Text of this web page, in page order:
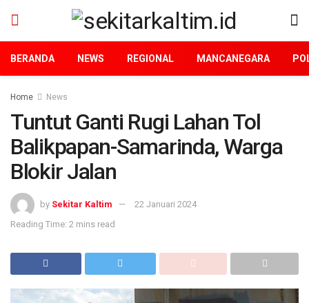
BERANDA NEWS REGIONAL MANCANEGARA
Home News
Tuntut Ganti Rugi Lahan Tol
Balikpapan-Samarinda, Warga
Blokir Jalan
by Sekitar Kaltim
22 Januari 2024
Reading Time: 2 mins read